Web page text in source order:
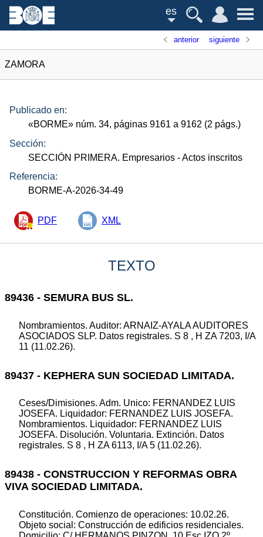
es
anterior siguiente
ZAMORA
Publicado en:
«BORME» núm. 34, páginas 9161 a 9162 (2 págs.)
Sección:
SECCIÓN PRIMERA. Empresarios - Actos inscritos
Referencia:
BORME-A-2026-34-49
PDF XML
TEXTO
89436 - SEMURA BUS SL.
Nombramientos. Auditor: ARNAIZ-AYALA AUDITORES
ASOCIADOS SLP. Datos registrales. S 8 , H ZA 7203, I/A
11 (11.02.26).
89437 - KEPHERA SUN SOCIEDAD LIMITADA.
Ceses/Dimisiones. Adm. Unico: FERNANDEZ LUIS
JOSEFA. Liquidador: FERNANDEZ LUIS JOSEFA.
Nombramientos. Liquidador: FERNANDEZ LUIS
JOSEFA. Disolución. Voluntaria. Extinción. Datos
registrales. S 8 , H ZA 6113, I/A 5 (11.02.26).
89438 - CONSTRUCCION Y REFORMAS OBRA
VIVA SOCIEDAD LIMITADA.
Constitución. Comienzo de operaciones: 10.02.26.
Objeto social: Construcción de edificios residenciales.